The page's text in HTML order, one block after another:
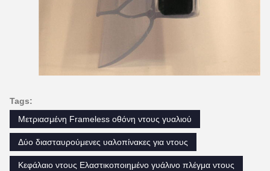
Tags:
Μετριασμένη Frameless οθόνη ντους γυαλιού
Δύο διασταυρούμενες υαλοπίνακες για ντους
Κεφάλαιο ντους Ελαστικοποιημένο γυάλινο πλέγμα ντους